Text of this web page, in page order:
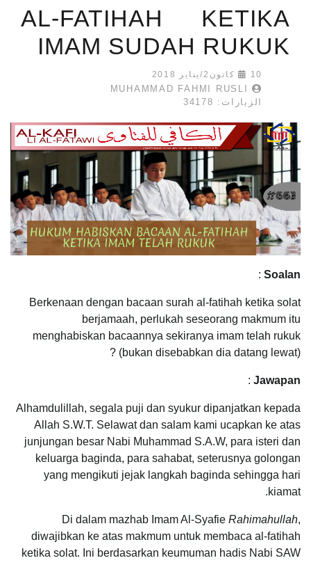
AL-FATIHAH KETIKA
IMAM SUDAH RUKUK
10 كانون2/يناير 2018
MUHAMMAD FAHMI RUSLI
الزيارات: 34178
Soalan
:
Berkenaan dengan bacaan surah al-fatihah ketika solat
berjamaah, perlukah seseorang makmum itu
menghabiskan bacaannya sekiranya imam telah rukuk
(bukan disebabkan dia datang lewat) ?
Jawapan
:
Alhamdulillah, segala puji dan syukur dipanjatkan kepada
Allah S.W.T. Selawat dan salam kami ucapkan ke atas
junjungan besar Nabi Muhammad S.A.W, para isteri dan
keluarga baginda, para sahabat, seterusnya golongan
yang mengikuti jejak langkah baginda sehingga hari
kiamat.
Di dalam mazhab Imam Al-Syafie Rahimahullah,
diwajibkan ke atas makmum untuk membaca al-fatihah
ketika solat. Ini berdasarkan keumuman hadis Nabi SAW